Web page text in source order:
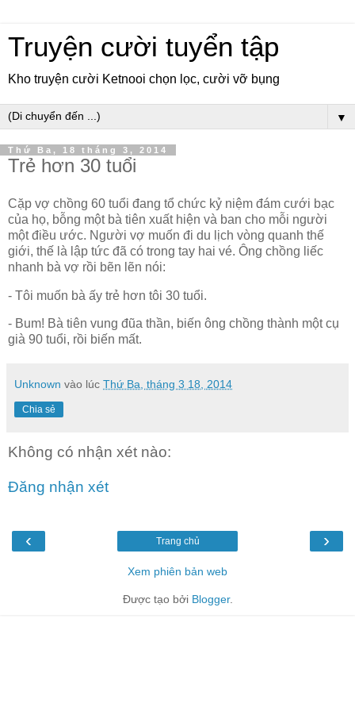
Truyện cười tuyển tập
Kho truyện cười Ketnooi chọn lọc, cười vỡ bụng
▼
Thứ Ba, 18 tháng 3, 2014
Trẻ hơn 30 tuổi
Cặp vợ chồng 60 tuổi đang tổ chức kỷ niệm đám cưới bạc
của họ, bỗng một bà tiên xuất hiện và ban cho mỗi người
một điều ước. Người vợ muốn đi du lịch vòng quanh thế
giới, thế là lập tức đã có trong tay hai vé. Ông chồng liếc
nhanh bà vợ rồi bẽn lẽn nói:
- Tôi muốn bà ấy trẻ hơn tôi 30 tuổi.
- Bum! Bà tiên vung đũa thần, biến ông chồng thành một cụ
già 90 tuổi, rồi biến mất.
Unknown vào lúc Thứ Ba, tháng 3 18, 2014
Chia sẻ
Không có nhận xét nào:
Đăng nhận xét
‹ ›
Trang chủ
Xem phiên bản web
Được tạo bởi Blogger.